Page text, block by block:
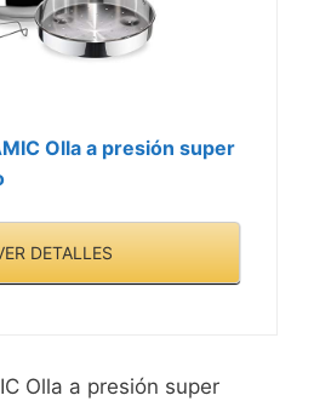
Olla a presión super
DETALLES
Olla a presión super